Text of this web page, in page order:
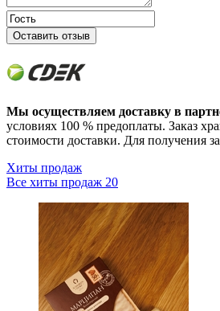
Оставить отзыв
Мы осуществляем доставку в
условиях 100 % предоплаты. Заказ
стоимости доставки. Для получения
Хиты продаж
Все хиты продаж 20